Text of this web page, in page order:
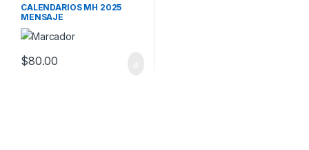
CALENDARIOS MH 2025
MENSAJE
$80.00